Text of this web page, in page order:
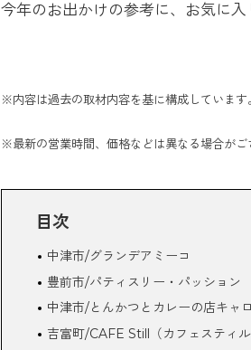
今年のお出かけの参考に、お気に
※内容は過去の取材内容を基に構成しています
※最新の営業時間、価格などは異なる場合がご
目次
中津市/グランデアミーコ
豊前市/パティスリー・パッション
中津市/とんかつとカレーの店キャ
吉富町/CAFE Still（カフェスティル